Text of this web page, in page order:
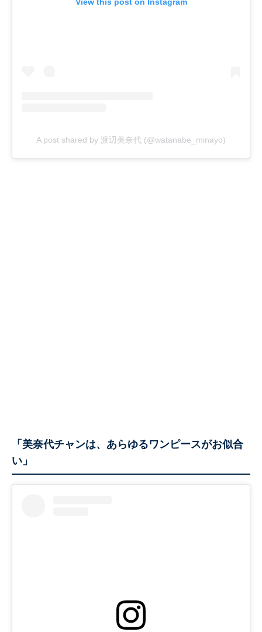
View this post on Instagram
A post shared by 渡辺美奈代 (@watanabe_minayo)
「美奈代チャンは、あらゆるワンピースがお似合
い」